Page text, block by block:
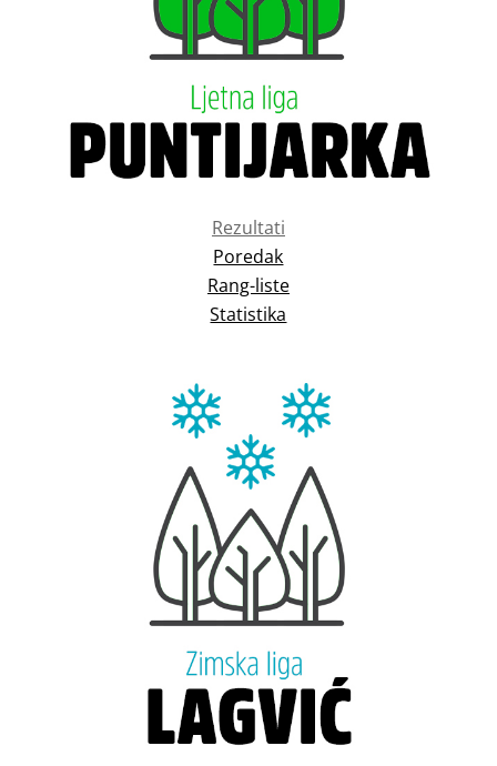
Rezultati
Poredak
Rang-liste
Statistika